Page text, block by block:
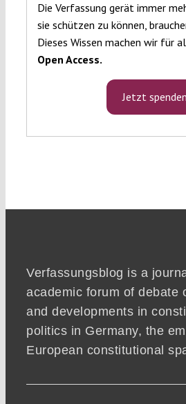
Die Verfassung gerät immer
sie schützen zu können,
Dieses Wissen machen wir für
Open Access.
Jetzt spenden
Verfassungsblog is a
academic forum of debate
and developments in
politics in Germany, the
European constitutional